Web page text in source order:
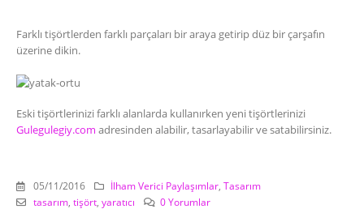
Farklı tişörtlerden farklı parçaları bir araya getirip düz bir çarşafın
üzerine dikin.
Eski tişörtlerinizi farklı alanlarda kullanırken yeni tişörtlerinizi
Gulegulegiy.com adresinden alabilir, tasarlayabilir ve satabilirsiniz.
05/11/2016 İlham Verici Paylaşımlar ,Tasarım
tasarım, tişört, yaratıcı 0 Yorumlar